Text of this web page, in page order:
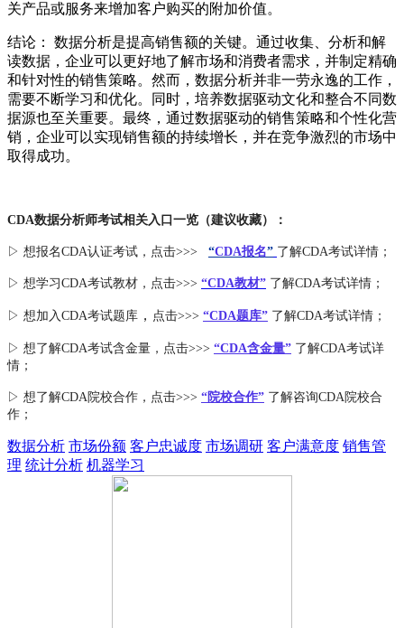
关产品或服务来增加客户购买的附加价值。
结论： 数据分析是提高销售额的关键。通过收集、分析和解
读数据，企业可以更好地了解市场和消费者需求，并制定精确
和针对性的销售策略。然而，数据分析并非一劳永逸的工作，
需要不断学习和优化。同时，培养数据驱动文化和整合不同数
据源也至关重要。最终，通过数据驱动的销售策略和个性化营
销，企业可以实现销售额的持续增长，并在竞争激烈的市场中
取得成功。
CDA数据分析师考试相关入口一览（建议收藏）：
▷ 想报名CDA认证考试，点击>>> “CDA报名” 了解CDA考试详情；
▷ 想学习CDA考试教材，点击>>> “CDA教材” 了解CDA考试详情；
▷ 想加入CDA考试题库 ， 点击>>> “CDA题库” 了解CDA考试详情；
▷ 想了解CDA考试含金量 ，点击>>> “CDA含金量” 了解CDA考试详
情；
▷ 想了解CDA院校合作 ，点击>>> “院校合作” 了解咨询CDA院校合
作；
数据分析 市场份额 客户忠诚度 市场调研 客户满意度 销售管
理 统计分析 机器学习